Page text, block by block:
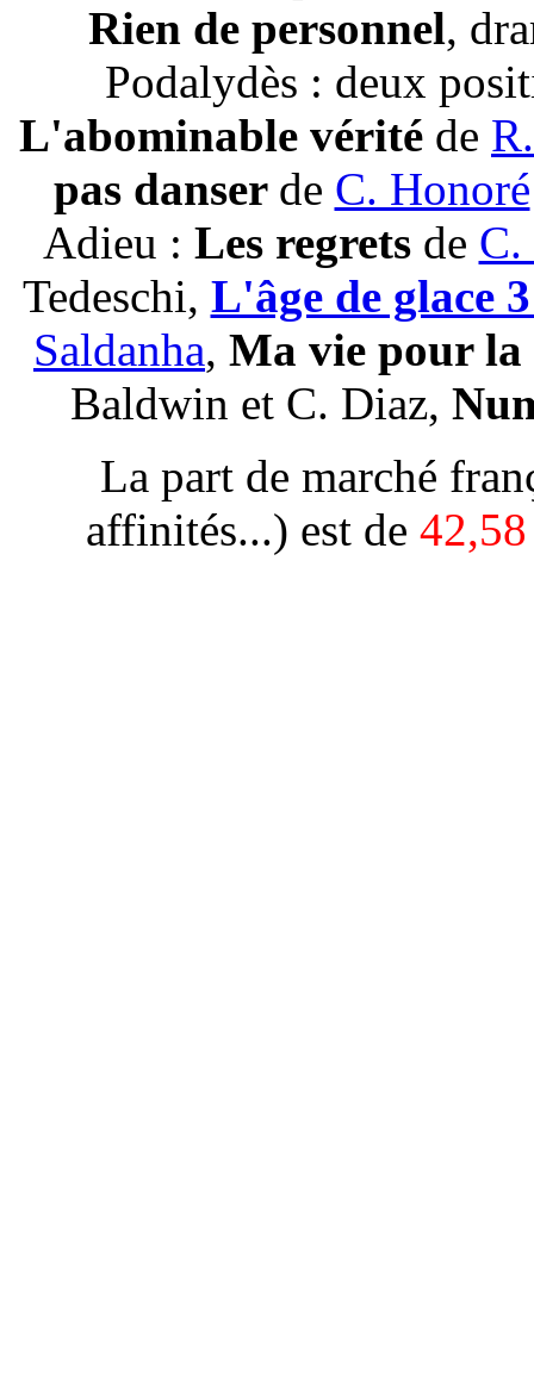
Rien de personnel,
Podalydès : deux
L'abominable vérité de
pas danser de C. Honoré
Adieu : Les regrets de C.
Tedeschi, L'âge de glace
Saldanha, Ma vie pour
Baldwin et C. Diaz,
La part de marché
affinités...) est de 42,58